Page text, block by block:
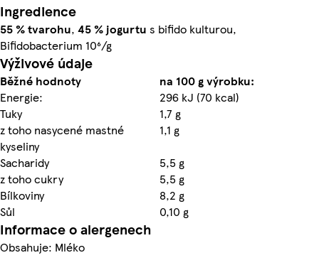
Ingredience
55 %tvarohu, 45 % jogurtu s bifido kulturou,
Bifidobacterium 10⁶/g
Výživové údaje
Běžné hodnoty
na 100 g výrobku:
Energie:
296 kJ (70 kcal)
Tuky
1,7 g
z toho nasycené mastné
kyseliny
1,1 g
Sacharidy
5,5 g
z toho cukry
5,5 g
Bílkoviny
8,2 g
Sůl
0,10 g
Informace o alergenech
Obsahuje: Mléko